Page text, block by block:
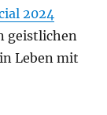
2024
geistlichen
Leben mit